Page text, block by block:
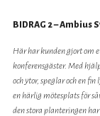
BIDRAG 2 – Ambius
Här har kunden gjort om
konferensgäster. Med
och ytor, speglar och en
en härlig mötesplats för
den stora planteringen